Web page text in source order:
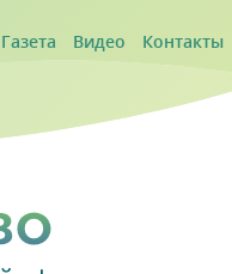
Газета Видео Контакты